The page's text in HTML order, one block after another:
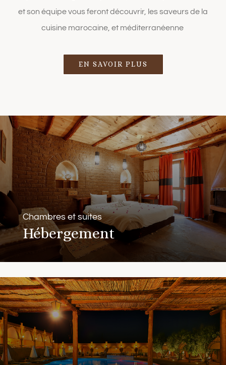
et son équipe vous feront découvrir, les saveurs de la
cuisine marocaine, et méditerranéenne
EN SAVOIR PLUS
Chambres et suites
Hébergement